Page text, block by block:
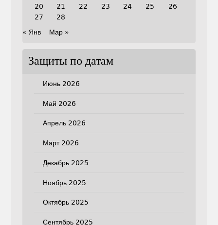
20
21 22 23 24 25
26
27
28
« Янв
Мар »
Защиты по датам
Июнь 2026
Май 2026
Апрель 2026
Март 2026
Декабрь 2025
Ноябрь 2025
Октябрь 2025
Сентябрь 2025